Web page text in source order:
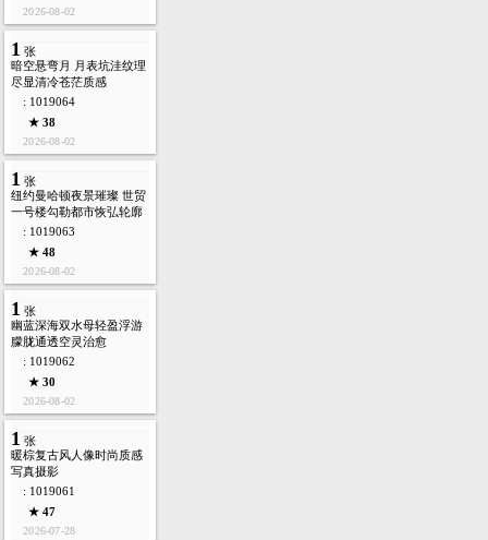
2026-08-02
1 张
暗空悬弯月 月表坑洼纹理
尽显清冷苍茫质感
: 1019064
★ 38
2026-08-02
1 张
纽约曼哈顿夜景璀璨 世贸
一号楼勾勒都市恢弘轮廓
: 1019063
★ 48
2026-08-02
1 张
幽蓝深海双水母轻盈浮游
朦胧通透空灵治愈
: 1019062
★ 30
2026-08-02
1 张
暖棕复古风人像时尚质感
写真摄影
: 1019061
★ 47
2026-07-28